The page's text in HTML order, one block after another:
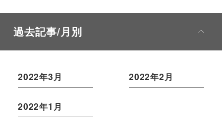
過去記事/月別
2022年3月 2022年2月
2022年1月